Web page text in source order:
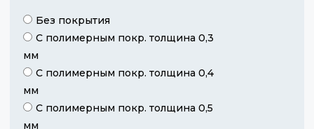
Без покрытия
С полимерным покр. толщина 0,3
мм
С полимерным покр. толщина 0,4
мм
С полимерным покр. толщина 0,5
мм